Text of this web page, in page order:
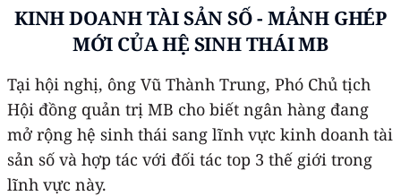
KINH DOANH TÀI SẢN SỐ - MẢNH GHÉP
MỚI CỦA HỆ SINH THÁI MB
Tại hội nghị, ông Vũ Thành Trung, Phó Chủ tịch
Hội đồng quản trị MB cho biết ngân hàng đang
mở rộng hệ sinh thái sang lĩnh vực kinh doanh tài
sản số và hợp tác với đối tác top 3 thế giới trong
lĩnh vực này.